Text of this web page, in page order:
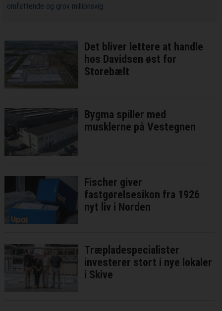
omfattende og grov millionsvig
Det bliver lettere at handle
hos Davidsen øst for
Storebælt
Bygma spiller med
musklerne på Vestegnen
Fischer giver
fastgørelsesikon fra 1926
nyt liv i Norden
Træpladespecialister
investerer stort i nye lokaler
i Skive